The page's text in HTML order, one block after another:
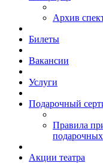
Архив
Билеты
Вакансии
Услуги
Подарочный
Правила
Акции театра